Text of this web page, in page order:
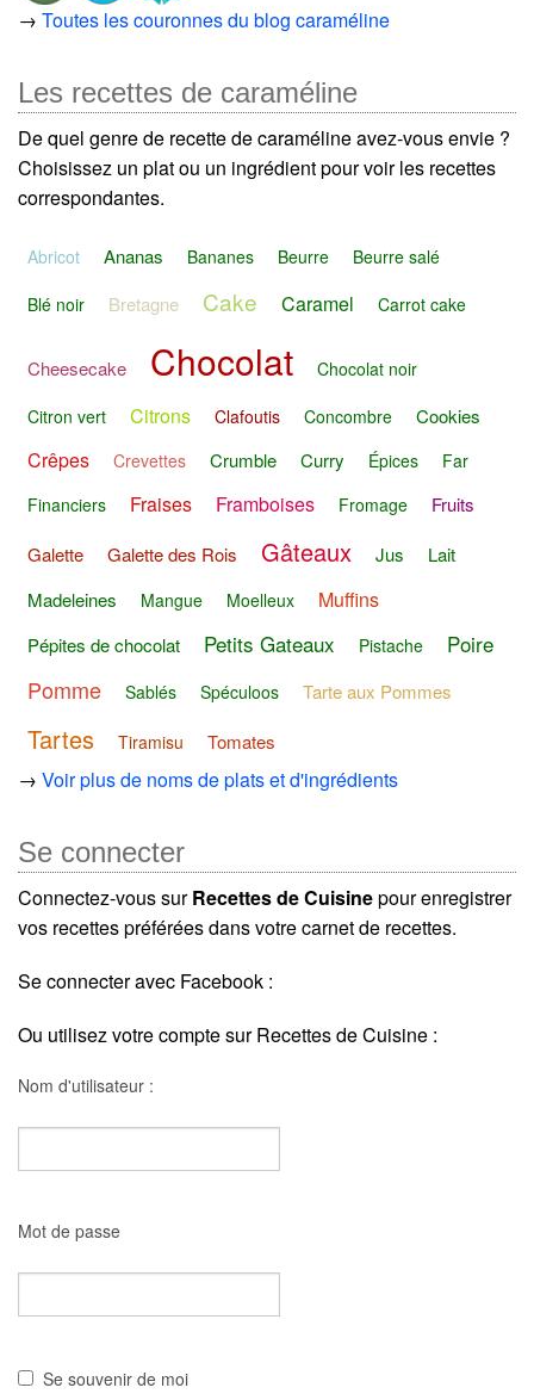
→ Toutes les couronnes du blog caraméline
Les recettes de caraméline
De quel genre de recette de caraméline avez-vous envie ?
Choisissez un plat ou un ingrédient pour voir les recettes
correspondantes.
Abricot Ananas Bananes Beurre
Beurre salé
Blé noir
Bretagne Cake Caramel Carrot cake
Cheesecake Chocolat Chocolat noir
Citron vert Citrons Clafoutis Concombre Cookies
Crêpes Crevettes Crumble Curry Épices
Far
Financiers
Fraises Framboises Fromage
Fruits
Galette
Galette des Rois Gâteaux Jus
Lait
Madeleines
Mangue Moelleux Muffins
Pépites de chocolat Petits Gateaux Pistache Poire
Pomme Sablés Spéculoos Tarte aux Pommes
Tartes Tiramisu Tomates
→ Voir plus de noms de plats et d'ingrédients
Se connecter
Connectez-vous surRecettes de Cuisinepour enregistrer
vos recettes préférées dans votre carnet de recettes.
Se connecter avec Facebook :
Ou utilisez votre compte sur Recettes de Cuisine :
Nom d'utilisateur :
Mot de passe
Se souvenir de moi